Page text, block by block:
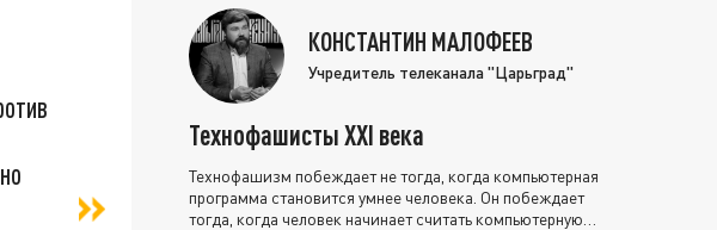
КОНСТАНТИН МАЛОФЕЕВ
Учредитель телеканала "Царьград"
Технофашисты XXI века
Технофашизм побеждает не тогда, когда компьютерная
программа становится умнее человека. Он побеждает
тогда, когда человек начинает считать компьютерную